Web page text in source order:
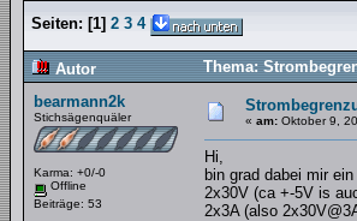
Seiten: [1] 2 3 4
Autor
Thema:
bearmann2k
Stichsägenquäler
Karma: +0/-0
Offline
Beiträge: 53
« am: Oktober 9,
Hi,
bin grad dabei mir
2x30V (ca +-5V is
2x3A (also